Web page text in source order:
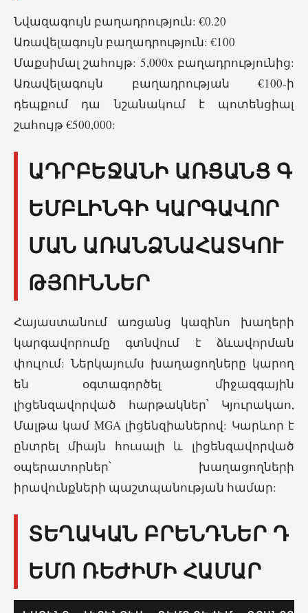
Նվազագույն բաղադրություն: €0.20
Առավելագույն բաղադրություն: €100
Մաքսիմալ շահույթ: 5,000x բաղադրությունից:
Առավելագույն բաղադրության €100-ի
դեպքում դա նշանակում է պոտենցիալ
շահույթ €500,000:
ԱԴՐԲԵՋԱՆԻ ԱՌՑԱՆՑ Գ
ԵՄԲԼԻՆԳԻ ԿԱՐԳԱՎՈՐ
ՄԱՆ ԱՌԱՆՁՆԱՀԱՏԿՈՒ
ԹՅՈՒՆՆԵՐ
Հայաստանում առցանց կազինո խաղերի
կարգավորումը գտնվում է ձևավորման
փուլում: Ներկայումս խաղացողները կարող
են օգտագործել միջազգային
լիցենզավորված հարթակներ՝ Կյուրակաո,
Մալթա կամ MGA լիցենզիաներով: Կարևոր է
ընտրել միայն հուսալի և լիցենզավորված
օպերատորներ՝ խաղացողների
իրավունքների պաշտպանության համար:
ՏԵՂԱԿԱՆ ԲՐԵՆԴՆԵՐ Դ
ԵՄՈ ՌԵԺԻՄԻ ՀԱՄԱՐ